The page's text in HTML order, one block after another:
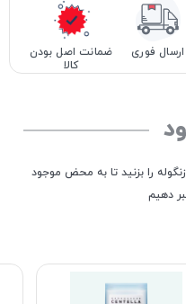
ارسال فوری
ضمانت اصل بودن
کالا
را بزنید تا به محض موجود
دهیم